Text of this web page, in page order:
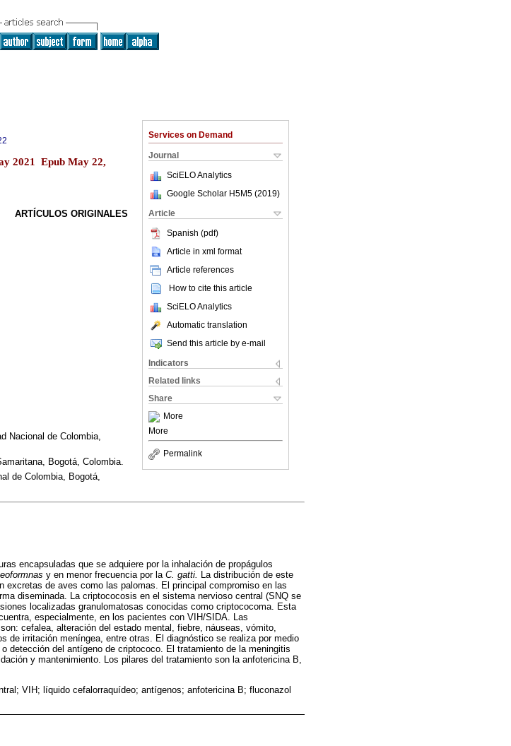
Services on Demand
Journal
SciELO Analytics
Google Scholar H5M5 (2019)
Article
Spanish (pdf)
Article in xml format
Article references
How to cite this article
SciELO Analytics
Automatic translation
Send this article by e-mail
Indicators
Related links
Share
More
More
Permalink
2021 Epub May 22,
ARTÍCULOS ORIGINALES
Nacional de Colombia,
Bogotá, Colombia.
de Colombia, Bogotá,
encapsuladas que se adquiere por la inhalación de propágulos
y en menor frecuencia por la C. gatti.
La distribución de este
excretas de aves como las palomas. El principal compromiso en las
diseminada. La criptococosis en el sistema nervioso central (SNQ se
localizadas granulomatosas conocidas como criptococoma. Esta
especialmente, en los pacientes con VIH/SIDA. Las
cefalea, alteración del estado mental, fiebre, náuseas, vómito,
de irritación meníngea, entre otras. El diagnóstico se realiza por medio
detección del antígeno de criptococo. El tratamiento de la meningitis
y mantenimiento. Los pilares del tratamiento son la anfotericina B,
VIH; líquido cefalorraquídeo; antígenos; anfotericina B; fluconazol